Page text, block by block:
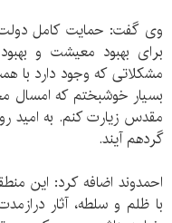
وی گفت: حمایت کامل دولت
برای بهبود معیشت و
مشکلاتی که وجود دارد
بسیار خوشبختم که امسال
مقدس زیارت کنم. به امید
گردهم آیند.
احمدوند اضافه کرد: این
با ظلم و سلطه، آثار